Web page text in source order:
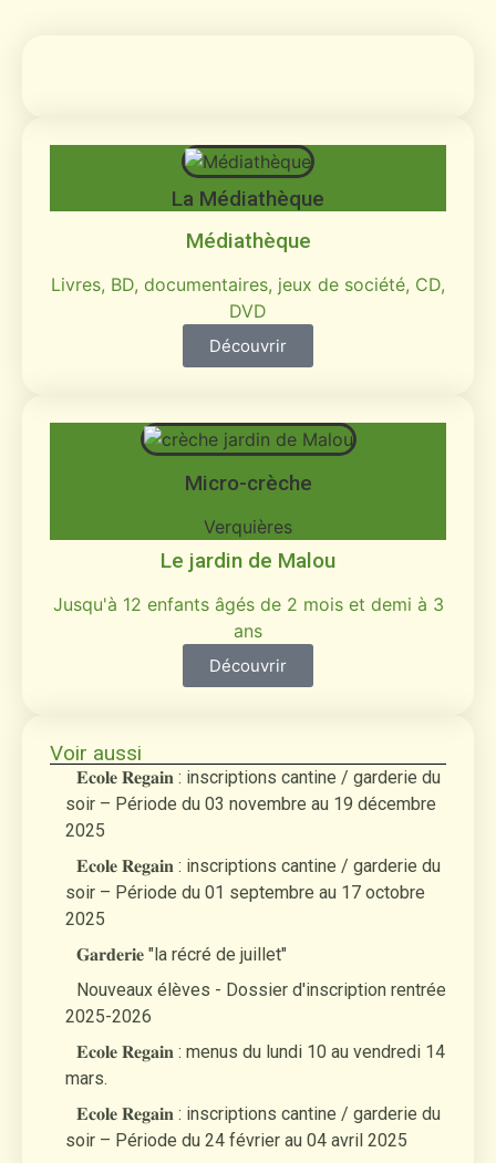
La Médiathèque
Médiathèque
Livres, BD, documentaires, jeux de société, CD,
DVD
Découvrir
Micro-crèche
Verquières
Le jardin de Malou
Jusqu'à 12 enfants âgés de 2 mois et demi à 3
ans
Découvrir
Voir aussi
𝐄𝐜𝐨𝐥𝐞 𝐑𝐞𝐠𝐚𝐢𝐧 : inscriptions cantine / garderie du
soir – Période du 03 novembre au 19 décembre
2025
𝐄𝐜𝐨𝐥𝐞 𝐑𝐞𝐠𝐚𝐢𝐧 : inscriptions cantine / garderie du
soir – Période du 01 septembre au 17 octobre
2025
𝐆𝐚𝐫𝐝𝐞𝐫𝐢𝐞 "la récré de juillet"
Nouveaux élèves - Dossier d'inscription rentrée
2025-2026
𝐄𝐜𝐨𝐥𝐞 𝐑𝐞𝐠𝐚𝐢𝐧 : menus du lundi 10 au vendredi 14
mars.
𝐄𝐜𝐨𝐥𝐞 𝐑𝐞𝐠𝐚𝐢𝐧 : inscriptions cantine / garderie du
soir – Période du 24 février au 04 avril 2025